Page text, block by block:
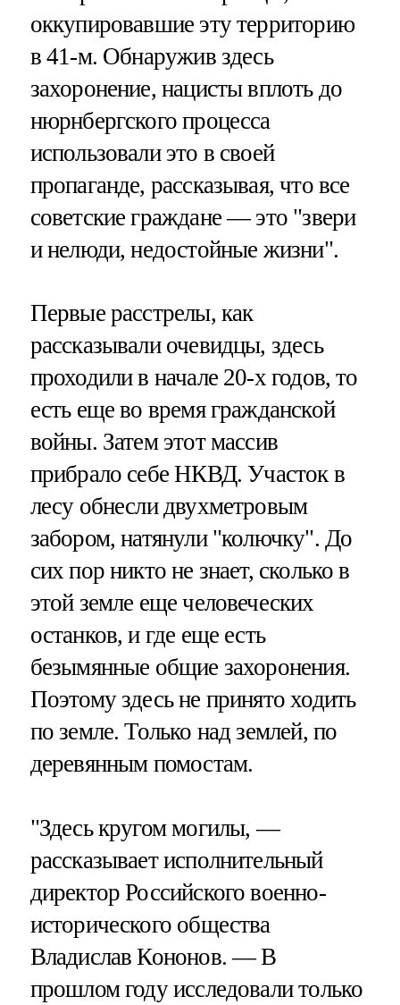
оккупировавшие эту территорию
в 41-м. Обнаружив здесь
захоронение, нацисты вплоть до
нюрнбергского процесса
использовали это в своей
пропаганде, рассказывая, что все
советские граждане — это "звери
и нелюди, недостойные жизни".
Первые расстрелы, как
рассказывали очевидцы, здесь
проходили в начале 20-х годов, то
есть еще во время гражданской
войны. Затем этот массив
прибрало себе НКВД. Участок в
лесу обнесли двухметровым
забором, натянули "колючку". До
сих пор никто не знает, сколько в
этой земле еще человеческих
останков, и где еще есть
безымянные общие захоронения.
Поэтому здесь не принято ходить
по земле. Только над землей, по
деревянным помостам.
"Здесь кругом могилы, —
рассказывает исполнительный
директор Российского военно-
исторического общества
Владислав Кононов. — В
прошлом году исследовали только